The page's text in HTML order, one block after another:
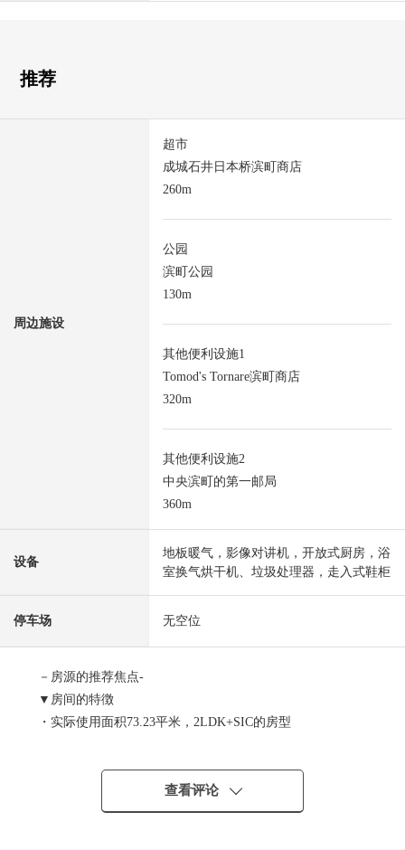
推荐
周边施设
超市
成城石井日本桥滨町商店
260m
公园
滨町公园
130m
其他便利设施1
Tomod's Tornare滨町商店
320m
其他便利设施2
中央滨町的第一邮局
360m
设备
地板暖气，影像对讲机，开放式厨房，浴
室换气烘干机、垃圾处理器，走入式鞋柜
停车场 无空位
－房源的推荐焦点-
▼房间的特徴
・实际使用面积73.23平米，2LDK+SIC的房型
・天花板高度2.6m(客餐厅、西式房间)
・宽敞的约17.7张塌塌米LDK
查看评论